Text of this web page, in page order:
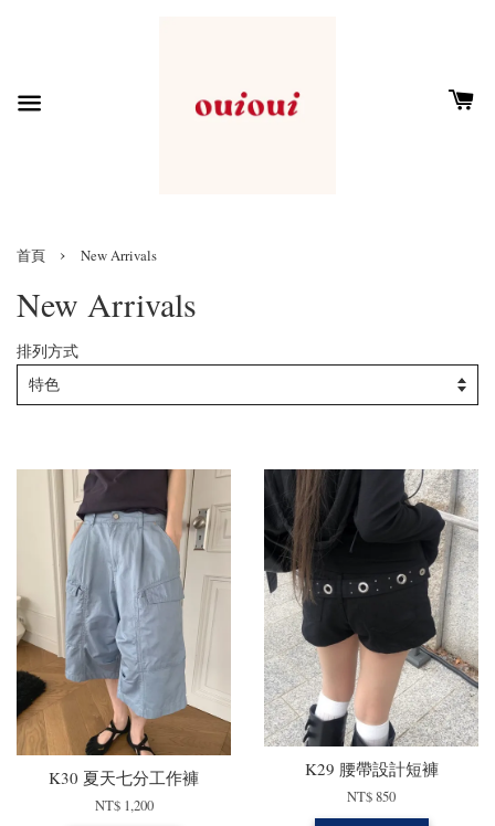
首頁 › New Arrivals
New Arrivals
排列方式
K30 夏天七分工作褲
NT$ 1,200
K29 腰帶設計短褲
NT$ 850